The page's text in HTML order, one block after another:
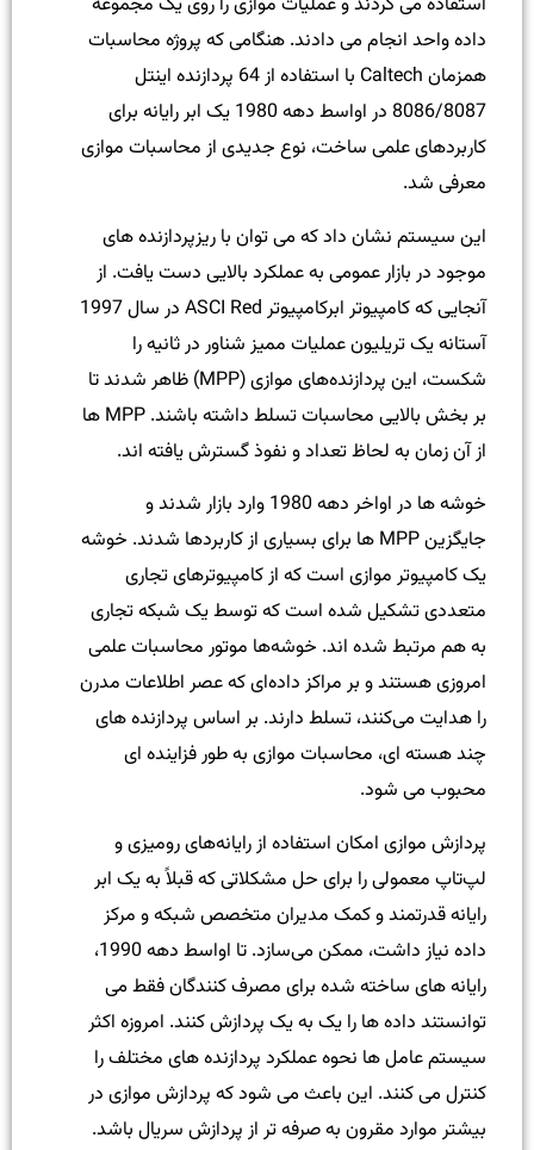
داده واحد انجام می دادند. هنگامی که پروژه محاسبات
همزمان Caltech با استفاده از 64 پردازنده اینتل
8086/8087 در اواسط دهه 1980 یک ابر رایانه برای
کاربردهای علمی ساخت، نوع جدیدی از محاسبات موازی
معرفی شد.
این سیستم نشان داد که می توان با ریزپردازنده های
موجود در بازار عمومی به عملکرد بالایی دست یافت. از
آنجایی که کامپیوتر ابرکامپیوتر ASCI Red در سال 1997
آستانه یک تریلیون عملیات ممیز شناور در ثانیه را
شکست، این پردازنده‌های موازی (MPP) ظاهر شدند تا
بر بخش بالایی محاسبات تسلط داشته باشند. MPP ها
از آن زمان به لحاظ تعداد و نفوذ گسترش یافته اند.
خوشه ها در اواخر دهه 1980 وارد بازار شدند و
جایگزین MPP ها برای بسیاری از کاربردها شدند. خوشه
یک کامپیوتر موازی است که از کامپیوترهای تجاری
متعددی تشکیل شده است که توسط یک شبکه تجاری
به هم مرتبط شده اند. خوشه‌ها موتور محاسبات علمی
امروزی هستند و بر مراکز داده‌ای که عصر اطلاعات مدرن
را هدایت می‌کنند، تسلط دارند. بر اساس پردازنده های
چند هسته ای، محاسبات موازی به طور فزاینده ای
محبوب می شود.
پردازش موازی امکان استفاده از رایانه‌های رومیزی و
لپ‌تاپ معمولی را برای حل مشکلاتی که قبلاً به یک ابر
رایانه قدرتمند و کمک مدیران متخصص شبکه و مرکز
داده نیاز داشت، ممکن می‌سازد. تا اواسط دهه 1990،
رایانه های ساخته شده برای مصرف کنندگان فقط می
توانستند داده ها را یک به یک پردازش کنند. امروزه اکثر
سیستم عامل ها نحوه عملکرد پردازنده های مختلف را
کنترل می کنند. این باعث می شود که پردازش موازی در
بیشتر موارد مقرون به صرفه تر از پردازش سریال باشد.